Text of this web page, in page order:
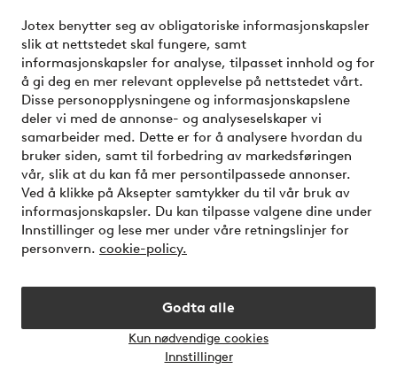
Jotex benytter seg av obligatoriske informasjonskapsler
slik at nettstedet skal fungere, samt
informasjonskapsler for analyse, tilpasset innhold og for
å gi deg en mer relevant opplevelse på nettstedet vårt.
Disse personopplysningene og informasjonskapslene
deler vi med de annonse- og analyseselskaper vi
samarbeider med. Dette er for å analysere hvordan du
bruker siden, samt til forbedring av markedsføringen
vår, slik at du kan få mer persontilpassede annonser.
Ved å klikke på Aksepter samtykker du til vår bruk av
informasjonskapsler. Du kan tilpasse valgene dine under
Innstillinger og lese mer under våre retningslinjer for
personvern. cookie-policy.
Godta alle
Kun nødvendige cookies
Innstillinger
Mine sider
Om Jotex
Våre tjenester
Vilkår
Venner
Sikre betalinger - Betal direkte eller del opp